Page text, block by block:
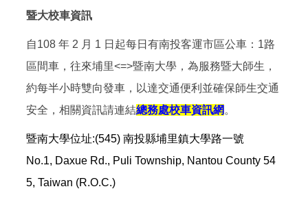
暨大校車資訊
自108 年 2 月 1 日起每日有南投客運市區公車：1路
區間車，往來埔里<=>暨南大學，為服務暨大師生，
約每半小時雙向發車，以達交通便利並確保師生交通
安全，相關資訊請連結總務處校車資訊網 。
暨南大學位址:(545) 南投縣埔里鎮大學路一號
No.1, Daxue Rd., Puli Township, Nantou County 54
5, Taiwan (R.O.C.)